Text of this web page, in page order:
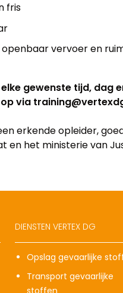
fris
vervoer en
gewenste tijd, dag
via
erkende opleider,
het ministerie van
DIENSTEN VERTEX DG
Opslag gevaarlijke
Transport gevaarlijke